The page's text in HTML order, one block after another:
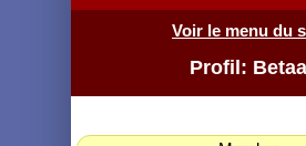
Voir le menu du
Profil: Betaa
Andrew Heron &
Edmund James